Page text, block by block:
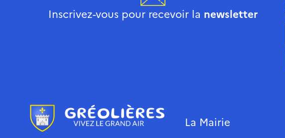
Inscrivez-vous pour recevoir la newsletter
La Mairie